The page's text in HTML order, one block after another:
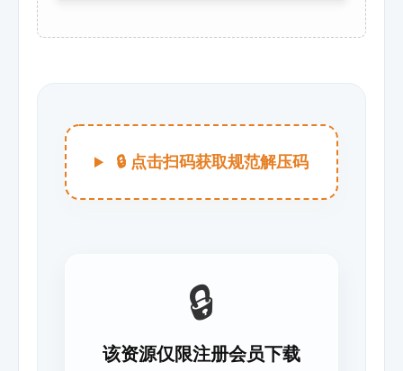
🔒 点击扫码获取规范解压码
🔒
该资源仅限注册会员下载